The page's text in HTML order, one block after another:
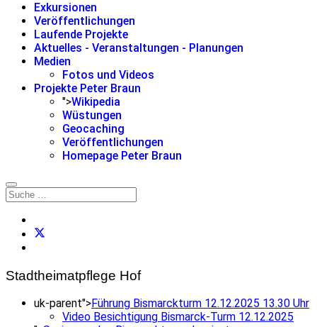
Exkursionen
Veröffentlichungen
Laufende Projekte
Aktuelles - Veranstaltungen - Planungen
Medien
Fotos und Videos
Projekte Peter Braun
">Wikipedia
Wüstungen
Geocaching
Veröffentlichungen
Homepage Peter Braun
Stadtheimatpflege Hof
uk-parent">Führung Bismarckturm 12.12.2025 13.30 Uhr
Video Besichtigung Bismarck-Turm 12.12.2025